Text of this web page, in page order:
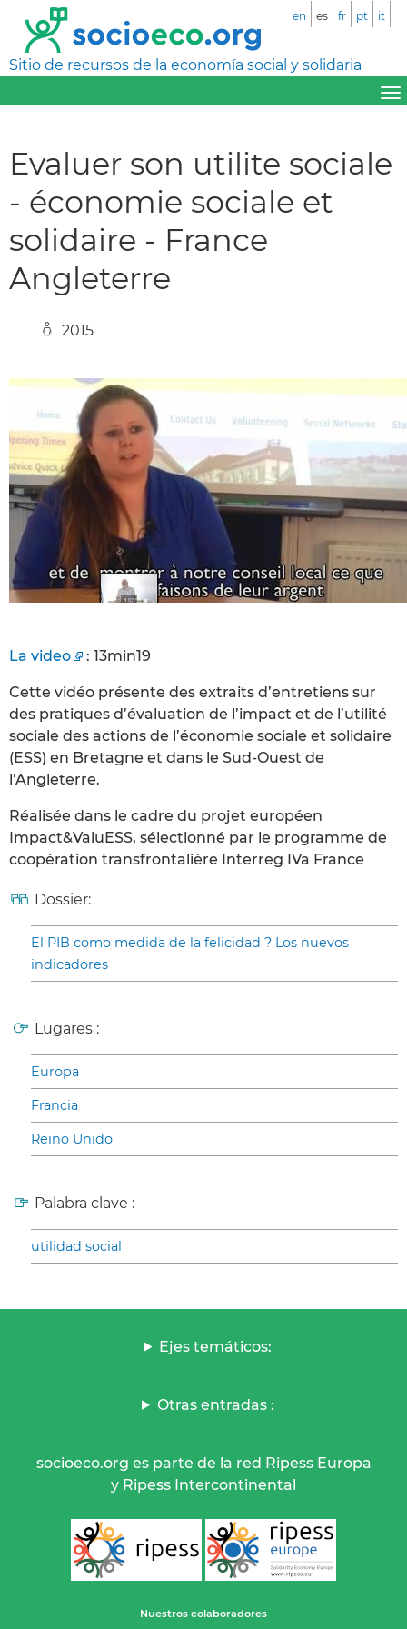
Sitio de recursos de la economía social y solidaria
en es fr pt it
Evaluer son utilite sociale
- économie sociale et
solidaire - France
Angleterre
2015
La video : 13min19
Cette vidéo présente des extraits d’entretiens sur
des pratiques d’évaluation de l’impact et de l’utilité
sociale des actions de l’économie sociale et solidaire
(ESS) en Bretagne et dans le Sud-Ouest de
l’Angleterre.
Réalisée dans le cadre du projet européen
Impact&ValuESS, sélectionné par le programme de
coopération transfrontalière Interreg IVa France
Dossier:
El PIB como medida de la felicidad ? Los nuevos
indicadores
Lugares :
Europa
Francia
Reino Unido
Palabra clave :
utilidad social
Ejes temáticos:
Otras entradas :
socioeco.org es parte de la red Ripess Europa
y Ripess Intercontinental
Nuestros colaboradores